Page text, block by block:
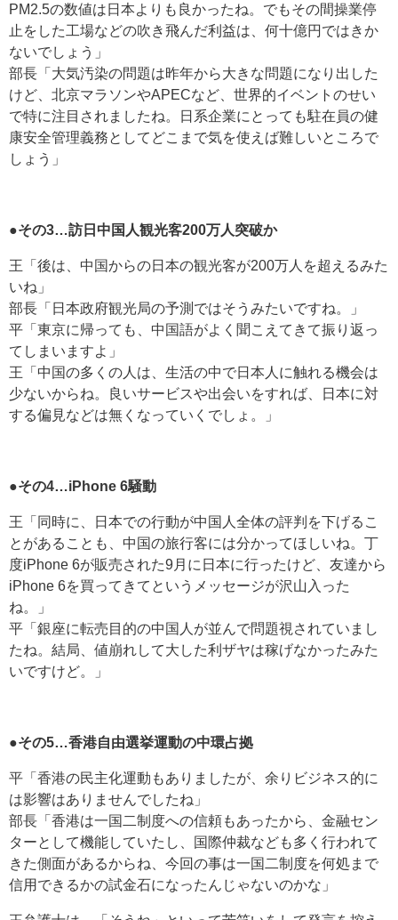
PM2.5の数値は日本よりも良かったね。でもその間操業停
止をした工場などの吹き飛んだ利益は、何十億円ではきか
ないでしょう」
部長「大気汚染の問題は昨年から大きな問題になり出した
けど、北京マラソンやAPECなど、世界的イベントのせい
で特に注目されましたね。日系企業にとっても駐在員の健
康安全管理義務としてどこまで気を使えば難しいところで
しょう」
●その3…訪日中国人観光客200万人突破か
王「後は、中国からの日本の観光客が200万人を超えるみた
いね」
部長「日本政府観光局の予測ではそうみたいですね。」
平「東京に帰っても、中国語がよく聞こえてきて振り返っ
てしまいますよ」
王「中国の多くの人は、生活の中で日本人に触れる機会は
少ないからね。良いサービスや出会いをすれば、日本に対
する偏見などは無くなっていくでしょ。」
●その4…iPhone 6騒動
王「同時に、日本での行動が中国人全体の評判を下げるこ
とがあることも、中国の旅行客には分かってほしいね。丁
度iPhone 6が販売された9月に日本に行ったけど、友達から
iPhone 6を買ってきてというメッセージが沢山入った
ね。」
平「銀座に転売目的の中国人が並んで問題視されていまし
たね。結局、値崩れして大した利ザヤは稼げなかったみた
いですけど。」
●その5…香港自由選挙運動の中環占拠
平「香港の民主化運動もありましたが、余りビジネス的に
は影響はありませんでしたね」
部長「香港は一国二制度への信頼もあったから、金融セン
ターとして機能していたし、国際仲裁なども多く行われて
きた側面があるからね、今回の事は一国二制度を何処まで
信用できるかの試金石になったんじゃないのかな」